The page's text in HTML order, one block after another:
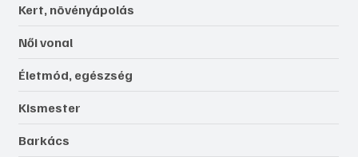
Kert, növényápolás
Női vonal
Életmód, egészség
Kismester
Barkács